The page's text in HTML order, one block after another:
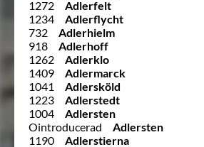
1272
Adlerfelt
1234
Adlerflycht
732
Adlerhielm
918
Adlerhoff
1262
Adlerklo
1409
Adlermarck
1041
Adlersköld
1223
Adlerstedt
1004
Adlersten
Ointroducerad
Adlersten
1190
Adlerstierna